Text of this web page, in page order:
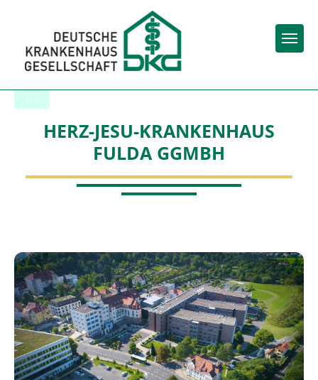
HERZ-JESU-KRANKENHAUS
FULDA GGMBH